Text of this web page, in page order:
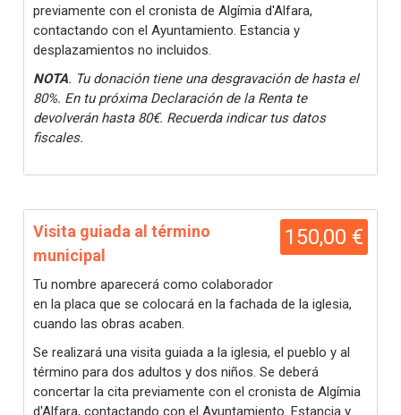
previamente con el cronista de Algímia d'Alfara,
contactando con el Ayuntamiento. Estancia y
desplazamientos no incluidos.
NOTA. Tu donación tiene una desgravación de hasta el
80%. En tu próxima Declaración de la Renta te
devolverán hasta 80€. Recuerda indicar tus datos
fiscales.
150,00 €
Visita guiada al término
municipal
Tu nombre aparecerá como colaborador
en la placa que se colocará en la fachada de la iglesia,
cuando las obras acaben.
Se realizará una visita guiada a la iglesia, el pueblo y al
término para dos adultos y dos niños. Se deberá
concertar la cita previamente con el cronista de Algímia
d'Alfara, contactando con el Ayuntamiento. Estancia y